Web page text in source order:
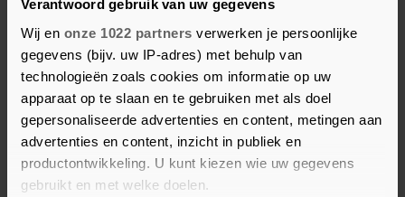
Verantwoord gebruik van uw gegevens
Wij en onze 1022 partners verwerken je persoonlijke
gegevens (bijv. uw IP-adres) met behulp van
technologieën zoals cookies om informatie op uw
apparaat op te slaan en te gebruiken met als doel
gepersonaliseerde advertenties en content, metingen aan
advertenties en content, inzicht in publiek en
productontwikkeling. U kunt kiezen wie uw gegevens
gebruikt en met welke doelen.